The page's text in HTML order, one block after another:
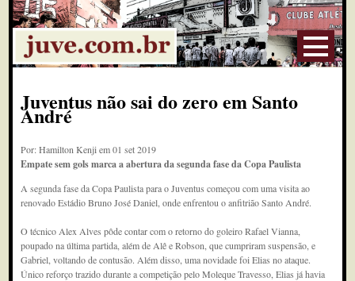
Juventus não sai do zero em Santo
André
Por: Hamilton Kenji em 01 set 2019
Empate sem gols marca a abertura da segunda fase da Copa Paulista
A segunda fase da Copa Paulista para o Juventus começou com uma visita ao
renovado Estádio Bruno José Daniel, onde enfrentou o anfitrião Santo André.
O técnico Alex Alves pôde contar com o retorno do goleiro Rafael Vianna,
poupado na última partida, além de Alê e Robson, que cumpriram suspensão, e
Gabriel, voltando de contusão. Além disso, uma novidade foi Elias no ataque.
Único reforço trazido durante a competição pelo Moleque Travesso, Elias já havia